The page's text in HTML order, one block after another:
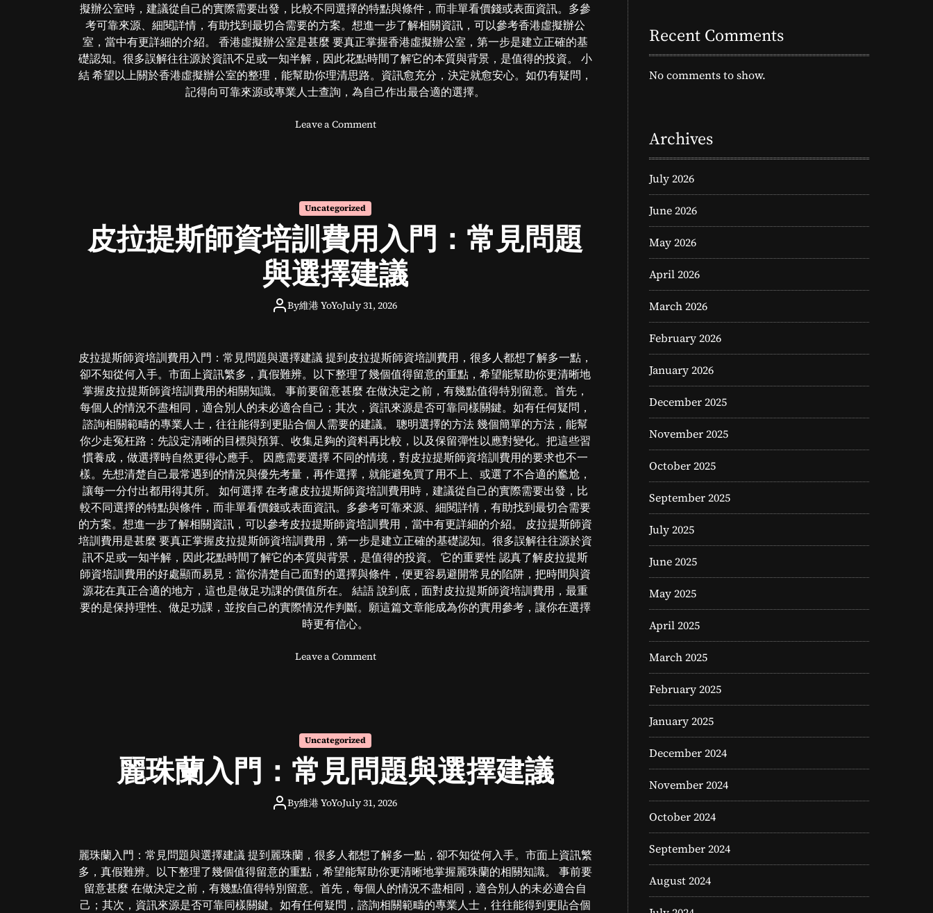
擬辦公室時，建議從自己的實際需要出發，比較不同選擇的特點與條件，而非單看價錢或表面資訊。多參
考可靠來源、細閱詳情，有助找到最切合需要的方案。想進一步了解相關資訊，可以參考香港虛擬辦公
室，當中有更詳細的介紹。 香港虛擬辦公室是甚麼 要真正掌握香港虛擬辦公室，第一步是建立正確的基
礎認知。很多誤解往往源於資訊不足或一知半解，因此花點時間了解它的本質與背景，是值得的投資。 小
結 希望以上關於香港虛擬辦公室的整理，能幫助你理清思路。資訊愈充分，決定就愈安心。如仍有疑問，
記得向可靠來源或專業人士查詢，為自己作出最合適的選擇。
Leave a Commento
室
怎
麼
選
？
指
南
與
貼
士
Uncategorized
皮拉提斯師資培訓費用入門：常見問題
與選擇建議
By維港 YoYoJuly 31, 2026
皮拉提斯師資培訓費用入門：常見問題與選擇建議 提到皮拉提斯師資培訓費用，很多人都想了解多一點，
卻不知從何入手。市面上資訊繁多，真假難辨。以下整理了幾個值得留意的重點，希望能幫助你更清晰地
掌握皮拉提斯師資培訓費用的相關知識。 事前要留意甚麼 在做決定之前，有幾點值得特別留意。首先，
每個人的情況不盡相同，適合別人的未必適合自己；其次，資訊來源是否可靠同樣關鍵。如有任何疑問，
諮詢相關範疇的專業人士，往往能得到更貼合個人需要的建議。 聰明選擇的方法 幾個簡單的方法，能幫
你少走冤枉路：先設定清晰的目標與預算、收集足夠的資料再比較，以及保留彈性以應對變化。把這些習
慣養成，做選擇時自然更得心應手。 因應需要選擇 不同的情境，對皮拉提斯師資培訓費用的要求也不一
樣。先想清楚自己最常遇到的情況與優先考量，再作選擇，就能避免買了用不上、或選了不合適的尷尬，
讓每一分付出都用得其所。 如何選擇 在考慮皮拉提斯師資培訓費用時，建議從自己的實際需要出發，比
較不同選擇的特點與條件，而非單看價錢或表面資訊。多參考可靠來源、細閱詳情，有助找到最切合需要
的方案。想進一步了解相關資訊，可以參考皮拉提斯師資培訓費用，當中有更詳細的介紹。 皮拉提斯師資
培訓費用是甚麼 要真正掌握皮拉提斯師資培訓費用，第一步是建立正確的基礎認知。很多誤解往往源於資
訊不足或一知半解，因此花點時間了解它的本質與背景，是值得的投資。 它的重要性 認真了解皮拉提斯
師資培訓費用的好處顯而易見：當你清楚自己面對的選擇與條件，便更容易避開常見的陷阱，把時間與資
源花在真正合適的地方，這也是做足功課的價值所在。 結語 說到底，面對皮拉提斯師資培訓費用，最重
要的是保持理性、做足功課，並按自己的實際情況作判斷。願這篇文章能成為你的實用參考，讓你在選擇
時更有信心。
Leave a Commento
資
培
費
門
：
常
見
Uncategorized
麗珠蘭入門：常見問題與選擇建議
By維港 YoYoJuly 31, 2026
麗珠蘭入門：常見問題與選擇建議 提到麗珠蘭，很多人都想了解多一點，卻不知從何入手。市面上資訊繁
多，真假難辨。以下整理了幾個值得留意的重點，希望能幫助你更清晰地掌握麗珠蘭的相關知識。 事前要
留意甚麼 在做決定之前，有幾點值得特別留意。首先，每個人的情況不盡相同，適合別人的未必適合自
己；其次，資訊來源是否可靠同樣關鍵。如有任何疑問，諮詢相關範疇的專業人士，往往能得到更貼合個
Recent Comments
No comments to show.
Archives
July 2026
June 2026
May 2026
April 2026
March 2026
February 2026
January 2026
December 2025
November 2025
October 2025
September 2025
July 2025
June 2025
May 2025
April 2025
March 2025
February 2025
January 2025
December 2024
November 2024
October 2024
September 2024
August 2024